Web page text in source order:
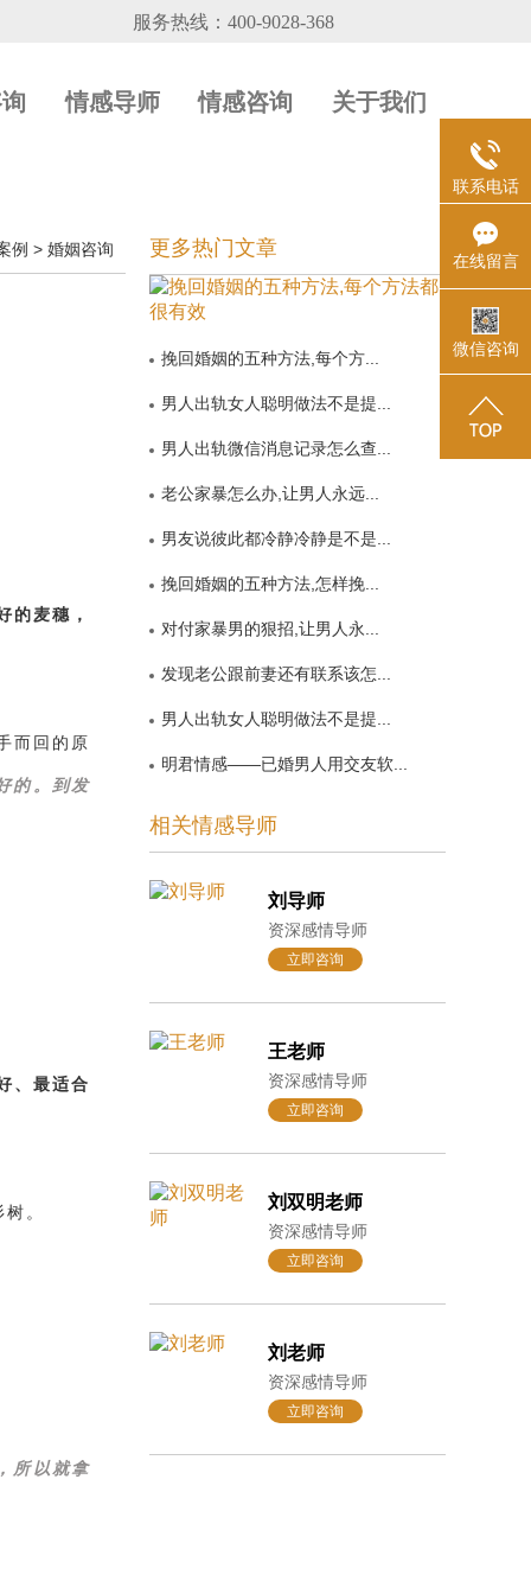
情感导师 情感咨询 关于我们
例 > 婚姻咨询
的麦穗，
而回的原
的。到发
、最适合
。
所以就拿
更多热门文章
挽回婚姻的五种方法,每个方...
男人出轨女人聪明做法不是提...
男人出轨微信消息记录怎么查...
老公家暴怎么办,让男人永远...
男友说彼此都冷静冷静是不是...
挽回婚姻的五种方法,怎样挽...
对付家暴男的狠招,让男人永...
发现老公跟前妻还有联系该怎...
男人出轨女人聪明做法不是提...
明君情感——已婚男人用交友软...
相关情感导师
刘导师
资深感情导师
立即咨询
王老师
资深感情导师
立即咨询
刘双明老师
资深感情导师
立即咨询
刘老师
资深感情导师
立即咨询
联系电话
在线留言
微信咨询